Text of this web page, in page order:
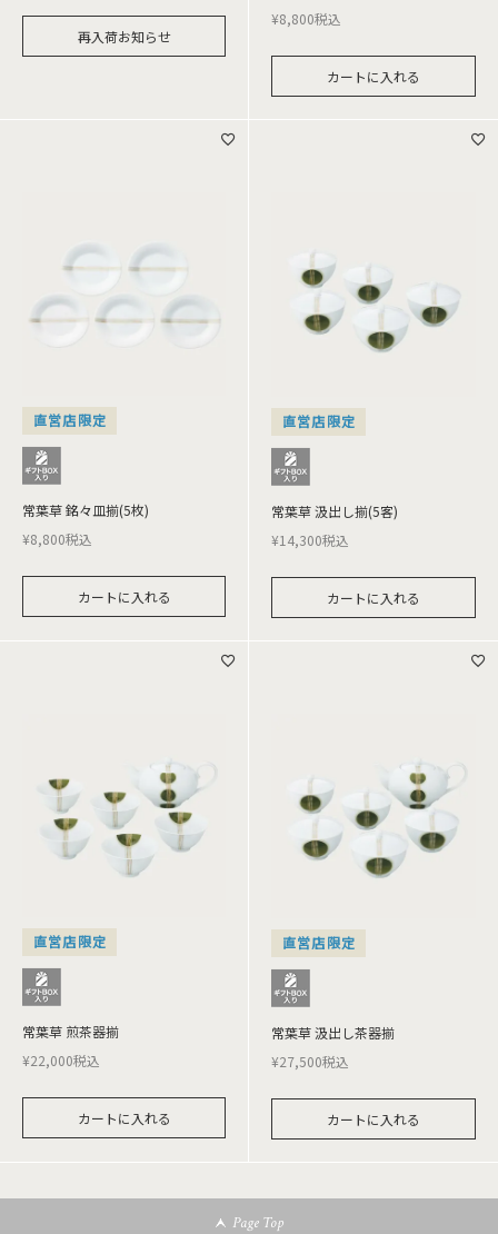
再入荷お知らせ
¥8,800税込
カートに入れる
直営店限定
常葉草 銘々皿揃(5枚)
¥8,800税込
カートに入れる
直営店限定
常葉草 汲出し揃(5客)
¥14,300税込
カートに入れる
直営店限定
常葉草 煎茶器揃
¥22,000税込
カートに入れる
直営店限定
常葉草 汲出し茶器揃
¥27,500税込
カートに入れる
Page Top